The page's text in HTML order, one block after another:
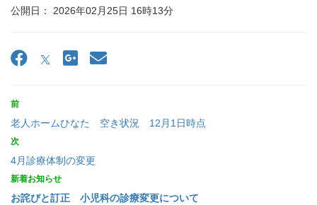
公開日： 2026年02月25日 16時13分
前
老人ホームひなた 空き状況 12月1日時点
次
4月診療体制の変更
新着お知らせ
お詫びと訂正 小児科の診療変更について